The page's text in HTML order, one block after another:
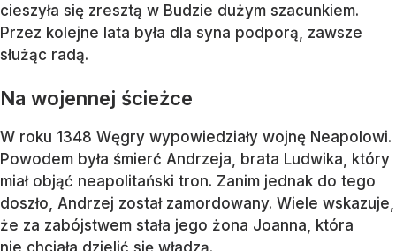
cieszyła się zresztą w Budzie dużym szacunkiem.
Przez kolejne lata była dla syna podporą, zawsze
służąc radą.
Na wojennej ścieżce
W roku 1348 Węgry wypowiedziały wojnę Neapolowi.
Powodem była śmierć Andrzeja, brata Ludwika, który
miał objąć neapolitański tron. Zanim jednak do tego
doszło, Andrzej został zamordowany. Wiele wskazuje,
że za zabójstwem stała jego żona Joanna, która
nie chciała dzielić się władzą.